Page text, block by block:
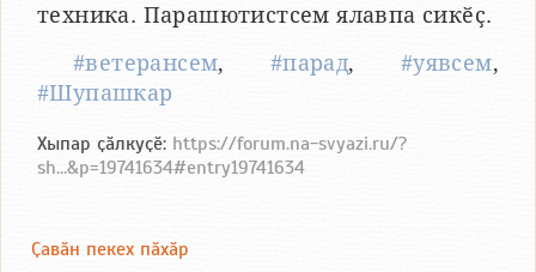
техника. Парашютистсем ялавпа сикӗҫ.
#ветерансем, #парад, #уявсем,
#Шупашкар
Хыпар ҫӑлкуҫӗ: https://forum.na-svyazi.ru/?
sh...&p=19741634#entry19741634
Ҫавӑн пекех пӑхӑр